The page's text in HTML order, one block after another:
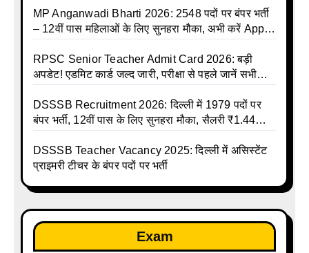
MP Anganwadi Bharti 2026: 2548 पदों पर बंपर भर्ती
– 12वीं पास महिलाओं के लिए सुनहरा मौका, अभी करें Apply
RPSC Senior Teacher Admit Card 2026: बड़ी
अपडेट! एडमिट कार्ड जल्द जारी, परीक्षा से पहले जानें सभी
DSSSB Recruitment 2026: दिल्ली में 1979 पदों पर
बंपर भर्ती, 12वीं पास के लिए सुनहरा मौका, सैलरी ₹1.44
DSSSB Teacher Vacancy 2025: दिल्ली में असिस्टेंट
प्राइमरी टीचर के बंपर पदों पर भर्ती
Exam